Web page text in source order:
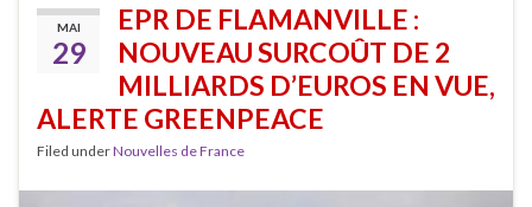
MAI
29
EPR DE FLAMANVILLE :
NOUVEAU SURCOÛT DE 2
MILLIARDS D’EUROS EN VUE,
ALERTE GREENPEACE
Filed underNouvelles de France